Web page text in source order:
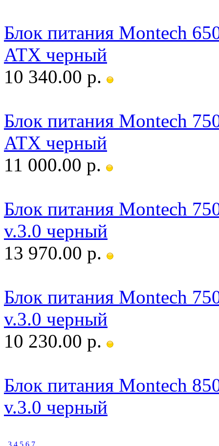
Блок питания Montech
ATX черный
10 340.00 р.
Блок питания Montech
ATX черный
11 000.00 р.
Блок питания Montech
v.3.0 черный
13 970.00 р.
Блок питания Montech
v.3.0 черный
10 230.00 р.
Блок питания Montech
v.3.0 черный